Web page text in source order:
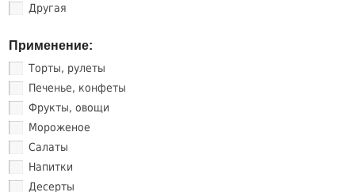
Другая
Применение:
Торты, рулеты
Печенье, конфеты
Фрукты, овощи
Мороженое
Салаты
Напитки
Десерты